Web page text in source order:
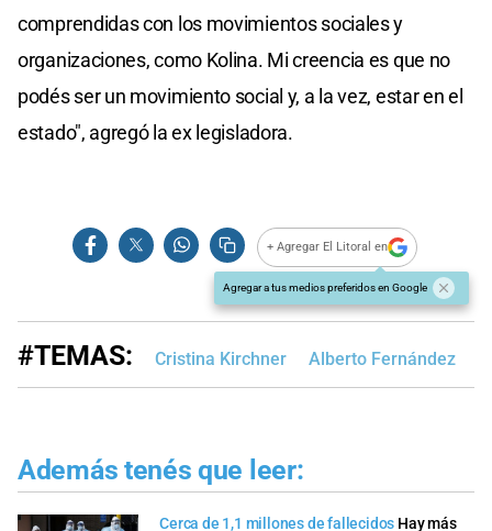
comprendidas con los movimientos sociales y
organizaciones, como Kolina. Mi creencia es que no
podés ser un movimiento social y, a la vez, estar en el
estado", agregó la ex legisladora.
+ Agregar El Litoral en
Agregar a tus medios preferidos en Google
#TEMAS: Cristina Kirchner Alberto Fernández
Además tenés que leer:
Cerca de 1,1 millones de fallecidos Hay más